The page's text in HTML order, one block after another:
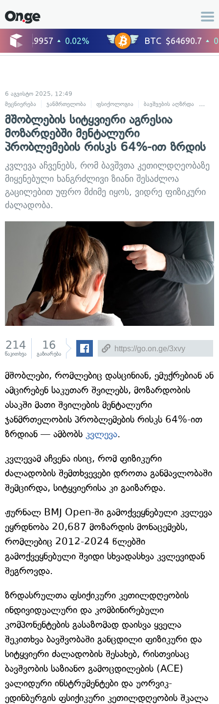
6 აგვისტო 2025, 12:49
მეცნიერება
ჯანმრთელობა ფსიქოლოგია ბავშვების აღზრდა
მშობლების სიტყვიერი აგრესია
მოზარდებში მენტალური
პრობლემების რისკს 64%-ით ზრდის
კვლევა აჩვენებს, რომ ბავშვთა კეთილდღეობაზე
მიყენებული ხანგრძლივი ზიანი შესაძლოა
გაცილებით უფრო მძიმე იყოს, ვიდრე ფიზიკური
ძალადობა.
214
წაკითხვა
16
გაზიარება
მშობლები, რომლებიც დასცინიან, ემუქრებიან ან
ამცირებენ საკუთარ შვილებს, მოზარდობის
ასაკში მათი შვილების მენტალური
ჯანმრთელობის პრობლემების რისკს 64%-ით
ზრდიან — ამბობს კვლევა.
კვლევამ აჩვენა ისიც, რომ ფიზიკური
ძალადობის შემთხვევები დროთა განმავლობაში
შემცირდა, სიტყვიერისა კი გაიზარდა.
ჟურნალ BMJ Open-ში გამოქვეყნებული კვლევა
ეყრდნობა 20,687 მოზარდის მონაცემებს,
რომლებიც 2012-2024 წლებში
გამოქვეყნებული შვიდი სხვადასხვა კვლევიდან
შეგროვდა.
ზრდასრულთა ფსიქიკური კეთილდღეობის
ინდივიდუალური და კომბინირებული
კომპონენტების გასაზომად დაისვა ყველა
შეკითხვა ბავშვობაში განცდილი ფიზიკური და
სიტყვიერი ძალადობის შესახებ, რისთვისაც
ბავშვობის საზიანო გამოცდილების (ACE)
ვალიდური ინსტრუმენტები და უორვიკ-
ედინბურგის ფსიქიკური კეთილდღეობის შკალა